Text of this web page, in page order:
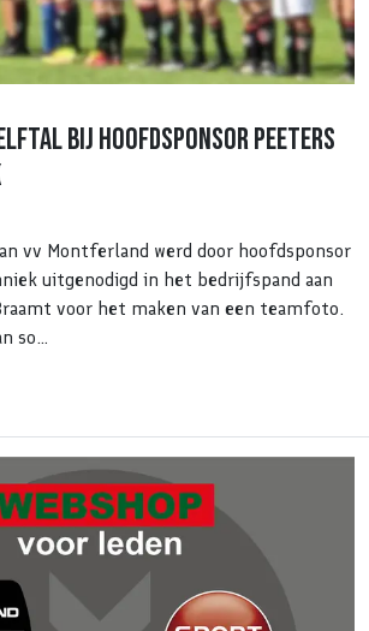
bij hoofdsponsor Peeters
vv Montferland werd door hoofdsponsor
uitgenodigd in het bedrijfspand aan
voor het maken van een teamfoto.
so…